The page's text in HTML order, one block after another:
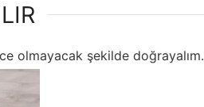
olmayacak şekilde doğrayalım.